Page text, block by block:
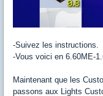
-Suivez les instructions.
-Vous voici en 6.60ME-
Maintenant que les
passons aux Lights